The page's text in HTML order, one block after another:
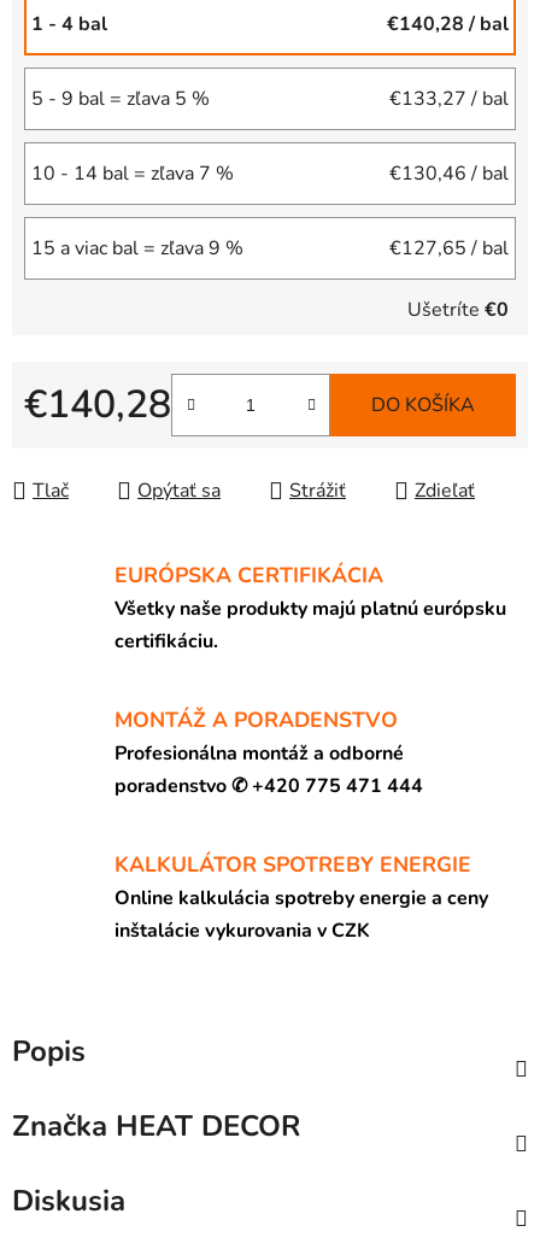
1 - 4 bal €140,28 / bal
5 - 9 bal = zľava 5 % €133,27 / bal
10 - 14 bal = zľava 7 % €130,46 / bal
15 a viac bal = zľava 9 % €127,65 / bal
Ušetríte €0
€140,28 DO KOŠÍKA
Tlač Opýtať sa Strážiť Zdieľať
EURÓPSKA CERTIFIKÁCIA
Všetky naše produkty majú platnú európsku
certifikáciu.
MONTÁŽ A PORADENSTVO
Profesionálna montáž a odborné
poradenstvo ✆ +420 775 471 444
KALKULÁTOR SPOTREBY ENERGIE
Online kalkulácia spotreby energie a ceny
inštalácie vykurovania v CZK
Popis
Značka HEAT DECOR
Diskusia